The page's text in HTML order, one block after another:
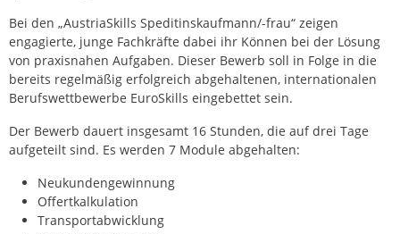
Bei den „AustriaSkills Speditinskaufmann/-frau“ zeigen
engagierte, junge Fachkräfte dabei ihr Können bei der Lösung
von praxisnahen Aufgaben. Dieser Bewerb soll in Folge in die
bereits regelmäßig erfolgreich abgehaltenen, internationalen
Berufswettbewerbe EuroSkills eingebettet sein.
Der Bewerb dauert insgesamt 16 Stunden, die auf drei Tage
aufgeteilt sind. Es werden 7 Module abgehalten:
Neukundengewinnung
Offertkalkulation
Transportabwicklung